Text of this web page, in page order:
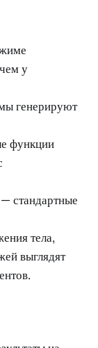
у
генерируют
функции
— стандартные
тела,
выглядят